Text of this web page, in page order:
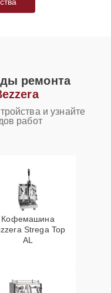
ремонта
и узнайте
работ
Кофемашина
Strega Top
AL